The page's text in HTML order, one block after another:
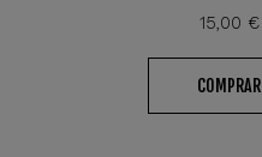
15,00 €
COMPRAR